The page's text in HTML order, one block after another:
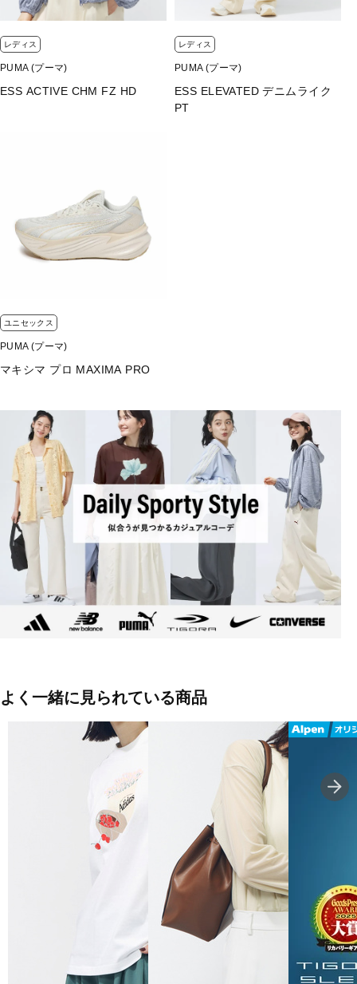
レディス
PUMA (プーマ)
ESS ACTIVE CHM FZ HD
レディス
PUMA (プーマ)
ESS ELEVATED デニムライク
PT
ユニセックス
PUMA (プーマ)
マキシマ プロ MAXIMA PRO
よく一緒に見られている商品